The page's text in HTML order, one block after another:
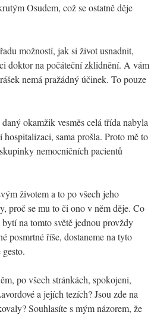
Osudem, což se ostatně děje
možností, jak si život usnadnit,
doktor na počáteční zklidnění. A vám
nemá pražádný účinek. To pouze
okamžik vesměs celá třída nabyla
sama prošla. Proto mě to
nemocničních pacientů
životem a to po všech jeho
proč se mu to či ono v něm děje. Co
na tomto světě jednou provždy
posmrtné říše, dostaneme na tyto
po všech stránkách, spokojeni,
a jejích tezích? Jsou zde na
Souhlasíte s mým názorem, že